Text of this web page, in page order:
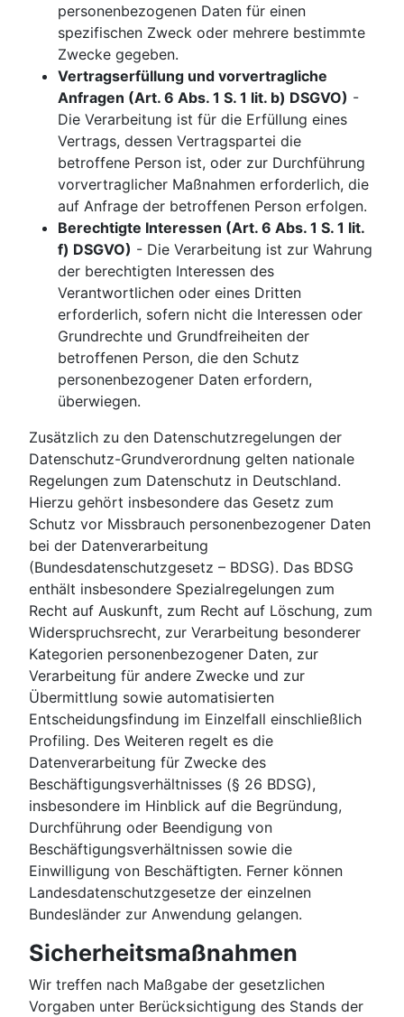
personenbezogenen Daten für einen
spezifischen Zweck oder mehrere bestimmte
Zwecke gegeben.
Vertragserfüllung und vorvertragliche
Anfragen (Art. 6 Abs. 1 S. 1 lit. b) DSGVO) -
Die Verarbeitung ist für die Erfüllung eines
Vertrags, dessen Vertragspartei die
betroffene Person ist, oder zur Durchführung
vorvertraglicher Maßnahmen erforderlich, die
auf Anfrage der betroffenen Person erfolgen.
Berechtigte Interessen (Art. 6 Abs. 1 S. 1 lit.
f) DSGVO) - Die Verarbeitung ist zur Wahrung
der berechtigten Interessen des
Verantwortlichen oder eines Dritten
erforderlich, sofern nicht die Interessen oder
Grundrechte und Grundfreiheiten der
betroffenen Person, die den Schutz
personenbezogener Daten erfordern,
überwiegen.
Zusätzlich zu den Datenschutzregelungen der
Datenschutz-Grundverordnung gelten nationale
Regelungen zum Datenschutz in Deutschland.
Hierzu gehört insbesondere das Gesetz zum
Schutz vor Missbrauch personenbezogener Daten
bei der Datenverarbeitung
(Bundesdatenschutzgesetz – BDSG). Das BDSG
enthält insbesondere Spezialregelungen zum
Recht auf Auskunft, zum Recht auf Löschung, zum
Widerspruchsrecht, zur Verarbeitung besonderer
Kategorien personenbezogener Daten, zur
Verarbeitung für andere Zwecke und zur
Übermittlung sowie automatisierten
Entscheidungsfindung im Einzelfall einschließlich
Profiling. Des Weiteren regelt es die
Datenverarbeitung für Zwecke des
Beschäftigungsverhältnisses (§ 26 BDSG),
insbesondere im Hinblick auf die Begründung,
Durchführung oder Beendigung von
Beschäftigungsverhältnissen sowie die
Einwilligung von Beschäftigten. Ferner können
Landesdatenschutzgesetze der einzelnen
Bundesländer zur Anwendung gelangen.
Sicherheitsmaßnahmen
Wir treffen nach Maßgabe der gesetzlichen
Vorgaben unter Berücksichtigung des Stands der